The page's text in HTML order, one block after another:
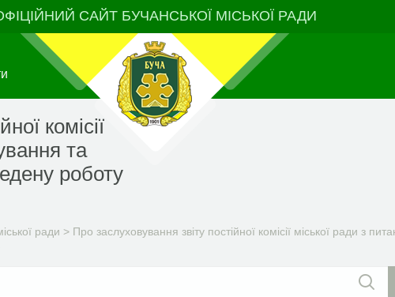
САЙТ БУЧАНСЬКОЇ МІСЬКОЇ РАДИ
комісії
та
роботу
ради > Про заслуховування звіту постійної комісії міської ради з